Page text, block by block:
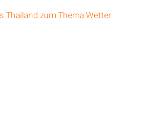
Thailand zum Thema Wetter